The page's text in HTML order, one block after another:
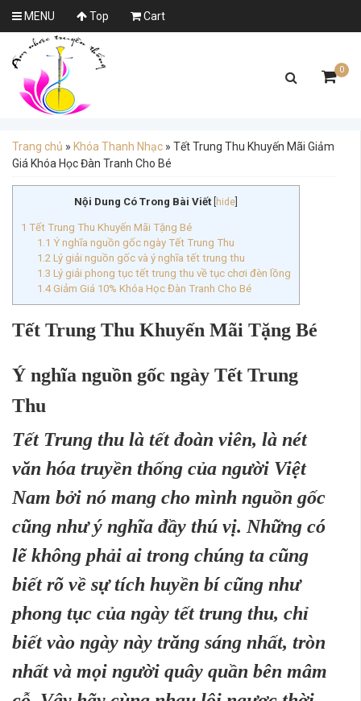
MENU Top Cart
0
Trang chủ » Khóa Thanh Nhạc » Tết Trung Thu Khuyến Mãi Giảm
Giá Khóa Học Đàn Tranh Cho Bé
Nội Dung Có Trong Bài Viết hide
1 Tết Trung Thu Khuyến Mãi Tặng Bé
1.1 Ý nghĩa nguồn gốc ngày Tết Trung Thu
1.2Lý giải nguồn gốc và ý nghĩa tết trung thu
1.3 Lý giải phong tục tết trung thu về tục chơi đèn lồng
1.4Giảm Giá 10% Khóa Học Đàn Tranh Cho Bé
Tết Trung Thu Khuyến Mãi Tặng Bé
Ý nghĩa nguồn gốc ngày Tết Trung
Thu
Tết Trung thu là tết đoàn viên, là nét
văn hóa truyền thống của người Việt
Nam bởi nó mang cho mình nguồn gốc
cũng như ý nghĩa đầy thú vị. Những có
lẽ không phải ai trong chúng ta cũng
biết rõ về sự tích huyền bí cũng như
phong tục của ngày tết trung thu, chỉ
biết vào ngày này trăng sáng nhất, tròn
nhất và mọi người quây quần bên mâm